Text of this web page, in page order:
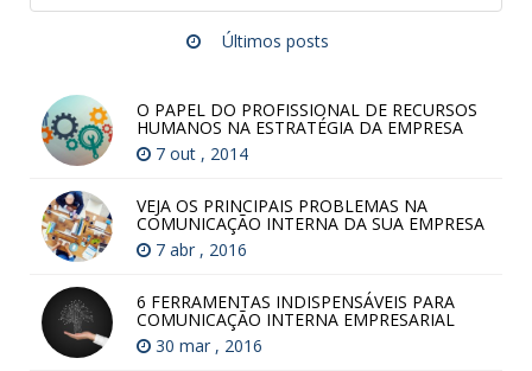
Últimos posts
O PAPEL DO PROFISSIONAL DE RECURSOS
HUMANOS NA ESTRATÉGIA DA EMPRESA
7 out , 2014
VEJA OS PRINCIPAIS PROBLEMAS NA
COMUNICAÇÃO INTERNA DA SUA EMPRESA
7 abr , 2016
6 FERRAMENTAS INDISPENSÁVEIS PARA
COMUNICAÇÃO INTERNA EMPRESARIAL
30 mar , 2016